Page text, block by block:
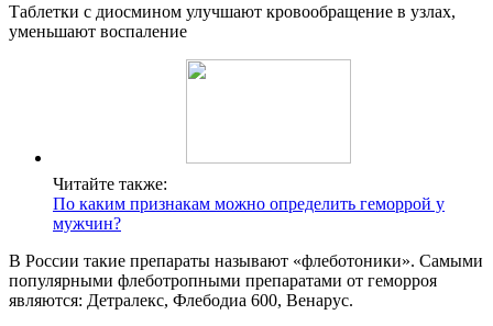
Таблетки с диосмином улучшают кровообращение в узлах,
уменьшают воспаление
Читайте также:
По каким признакам можно определить геморрой у
мужчин?
В России такие препараты называют «флеботоники». Самыми
популярными флеботропными препаратами от геморроя
являются: Детралекс, Флебодиа 600, Венарус.